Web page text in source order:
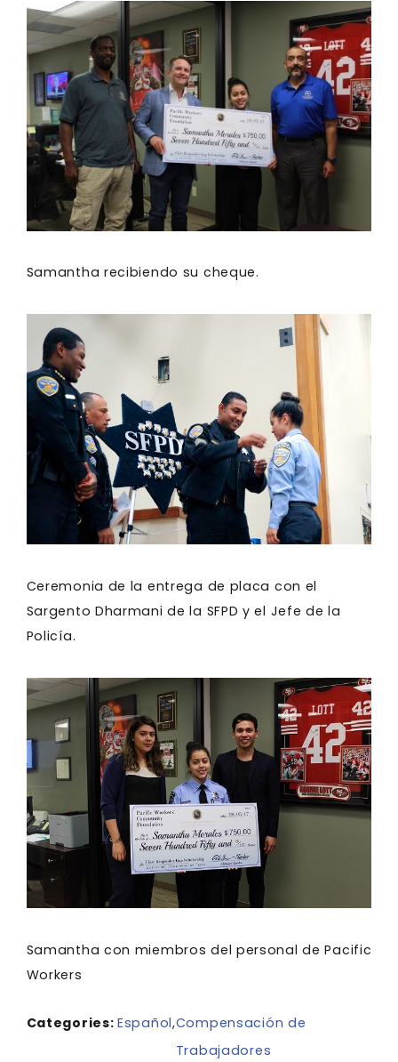
Samantha recibiendo su cheque.
Ceremonia de la entrega de placa con el
Sargento Dharmani de la SFPD y el Jefe de la
Policía.
Samantha con miembros del personal de Pacific
Workers
Categories:Español,Compensación de
Trabajadores